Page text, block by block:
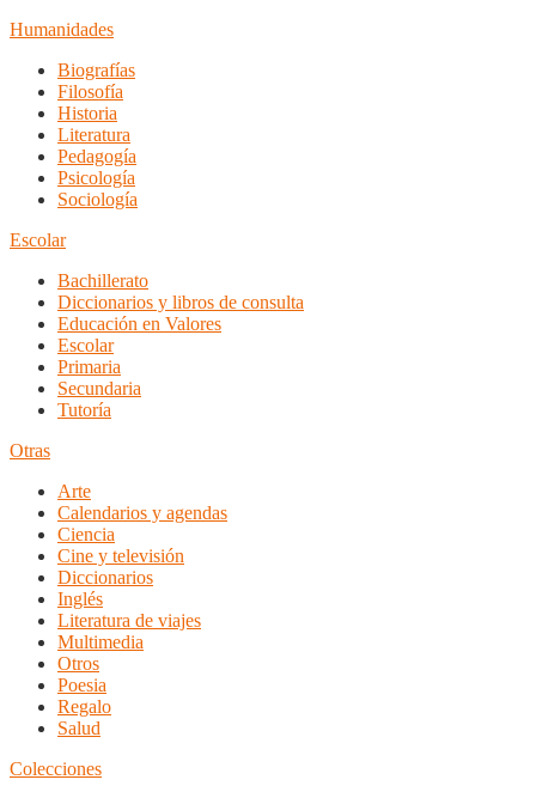
Humanidades
Biografías
Filosofía
Historia
Literatura
Pedagogía
Psicología
Sociología
Escolar
Bachillerato
Diccionarios y libros de consulta
Educación en Valores
Escolar
Primaria
Secundaria
Tutoría
Otras
Arte
Calendarios y agendas
Ciencia
Cine y televisión
Diccionarios
Inglés
Literatura de viajes
Multimedia
Otros
Poesia
Regalo
Salud
Colecciones